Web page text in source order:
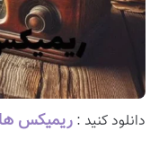
دانلود کنید : ریمیکس